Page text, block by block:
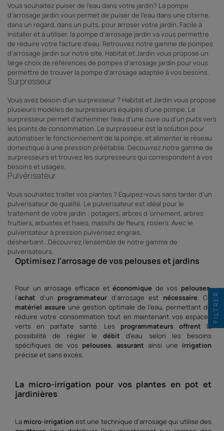
Vous souhaitez puiser de l'eau dans votre jardin? La pompe
d’arrosage jardin vous permet de puiser de l’eau dans une citerne,
dans un regard, dans un puits, pour arroser votre jardin. Facile à
installer et à utiliser, la pompe d'arrosage jardin va vous permettre
de réduire votre facture d'eau. Retrouvez notre gamme de pompes
d’arrosage jardin sur notre site. Habitat et Jardin vous propose un
large choix de références de pompes d'arrosage jardin pour vous
permettre de trouver la pompe d’arrosage adaptée à vos besoins.
Surpresseur
Vous avez besoin d'un surpresseur ? Habitat et Jardin vous propose
plusieurs modèles de surpresseurs équipés d’une pompe. Le
surpresseur permet d’acheminer l'eau d'une cuve ou d'un puits vers
les points de consommation. Le surpresseur est la solution pour
automatiser le fonctionnement de la pompe, et alimenter le réseau
domestique à une pression préétablie. Découvrez notre gamme de
surpresseurs et trouvez les surpresseurs qui correspondent à vos
besoins et usages.
Pulvérisateur
Vous souhaitez traiter vos plantes ? Equipez-vous sans tarder d'un
pulverisateur de qualité. Le pulverisateur est idéal pour le
traitement de votre jardin : potagers, arbres d ’ornement, arbres
fruitiers, arbustes et haies, massifs de fleurs, rosiers. Avec le
pulverisateur à pression pulvérisez engrais,
désherbant...Découvrez l'ensemble de notre gamme de
pulverisateurs.
Optimisez l'arrosage de vos pelouseset jardins
Pour un arrosage efficace etéconomique de vos pelouses,
l'achat d'un programmateur d'arrosage est nécessaire. Ce
matériel assure une gestion optimale de l'eau, permettant de
réduire votre consommation tout en maintenant vos espaces
verts en parfaite santé. Les programmateurs offrent la
possibilité de régler le débit d'eau selon les besoins
spécifiques de vos pelouses, assurant ainsi une irrigation
précise et sans excès.
La micro-irrigation pour vos plantes en pot et
jardinières
La micro-irrigation est une technique d'arrosage qui utilise des
FILTRER